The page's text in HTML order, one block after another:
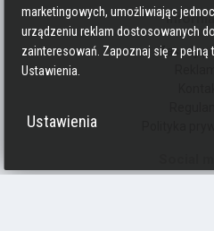
Zasady
marketingowych, umożliwiając
urządzeniu reklam dostosowanych
zainteresowań. Zapoznaj się z
Ustawienia.
Ustawienia